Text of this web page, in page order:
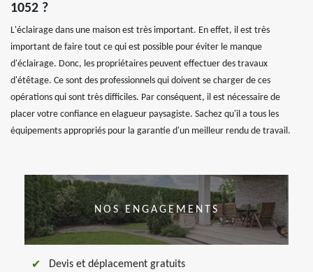
1052 ?
L'éclairage dans une maison est très important. En effet, il est très
important de faire tout ce qui est possible pour éviter le manque
d'éclairage. Donc, les propriétaires peuvent effectuer des travaux
d'étêtage. Ce sont des professionnels qui doivent se charger de ces
opérations qui sont très difficiles. Par conséquent, il est nécessaire de
placer votre confiance en elagueur paysagiste. Sachez qu'il a tous les
équipements appropriés pour la garantie d'un meilleur rendu de travail.
NOS ENGAGEMENTS
Devis et déplacement gratuits